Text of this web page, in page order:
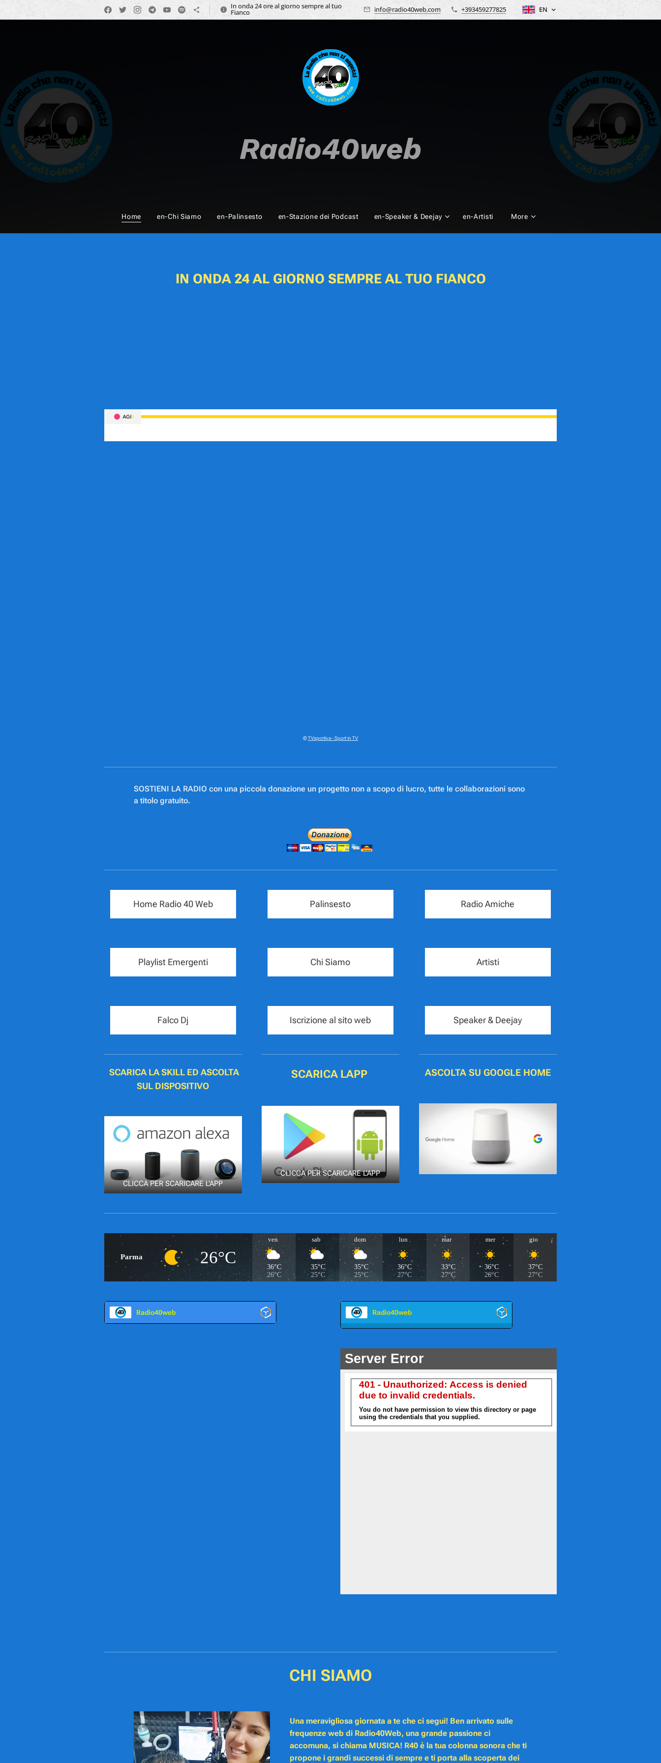
In onda 24 ore al giorno sempre al tuo
Fianco info@radio40web.com +393459277825 EN
Radio40web
Home en-Chi Siamo en-Palinsesto en-Stazione dei Podcast en-Speaker & Deejay en-Artisti More
IN ONDA 24 AL GIORNO SEMPRE AL TUO FIANCO
©TVsportiva - Sport in TV
SOSTIENI LA RADIO con una piccola donazione un progetto non a scopo di lucro, tutte le collaborazioni sono
a titolo gratuito.
Home Radio 40 Web
Playlist Emergenti
Falco Dj
SCARICA LA SKILL ED ASCOLTA
SUL DISPOSITIVO
CLICCA PER SCARICARE L'APP
Palinsesto
Chi Siamo
Iscrizione al sito web
SCARICA LAPP
CLICCA PER SCARICARE L'APP
Radio Amiche
Artisti
Speaker & Deejay
ASCOLTA SU GOOGLE HOME
Parma 26°C
ven
36°C
26°C
sab
35°C
25°C
dom
35°C
25°C
lun
36°C
27°C
mar
33°C
27°C
mer
36°C
26°C
gio
37°C
27°C
Radio40web Radio40web
CHI SIAMO
Una meravigliosa giornata a te che ci segui! Ben arrivato sulle
frequenze web di Radio40Web, una grande passione ci
accomuna, si chiama MUSICA! R40 è la tua colonna sonora che ti
propone i grandi successi di sempre e ti porta alla scoperta dei